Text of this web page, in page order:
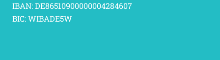
IBAN: DE86510900000004284607
BIC: WIBADE5W